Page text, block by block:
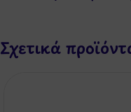
Σχετικά